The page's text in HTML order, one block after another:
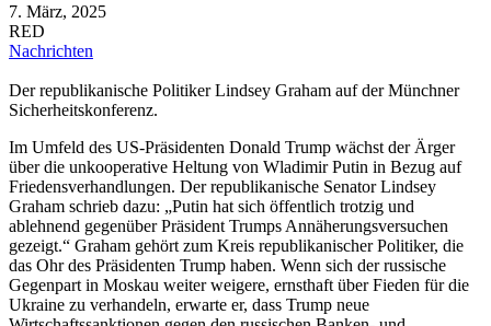
7. März, 2025
RED
Nachrichten
Der republikanische Politiker Lindsey Graham auf der Münchner
Sicherheitskonferenz.
Im Umfeld des US-Präsidenten Donald Trump wächst der Ärger
über die unkooperative Heltung von Wladimir Putin in Bezug auf
Friedensverhandlungen. Der republikanische Senator Lindsey
Graham schrieb dazu: „Putin hat sich öffentlich trotzig und
ablehnend gegenüber Präsident Trumps Annäherungsversuchen
gezeigt.“ Graham gehört zum Kreis republikanischer Politiker, die
das Ohr des Präsidenten Trump haben. Wenn sich der russische
Gegenpart in Moskau weiter weigere, ernsthaft über Fieden für die
Ukraine zu verhandeln, erwarte er, dass Trump neue